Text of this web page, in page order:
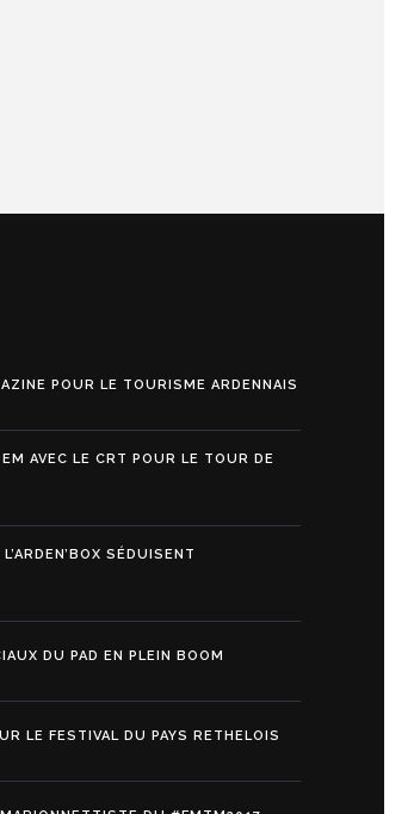
POUR LE TOURISME ARDENNAIS
AVEC LE CRT POUR LE TOUR DE
SÉDUISENT
DU PAD EN PLEIN BOOM
LE FESTIVAL DU PAYS RETHELOIS